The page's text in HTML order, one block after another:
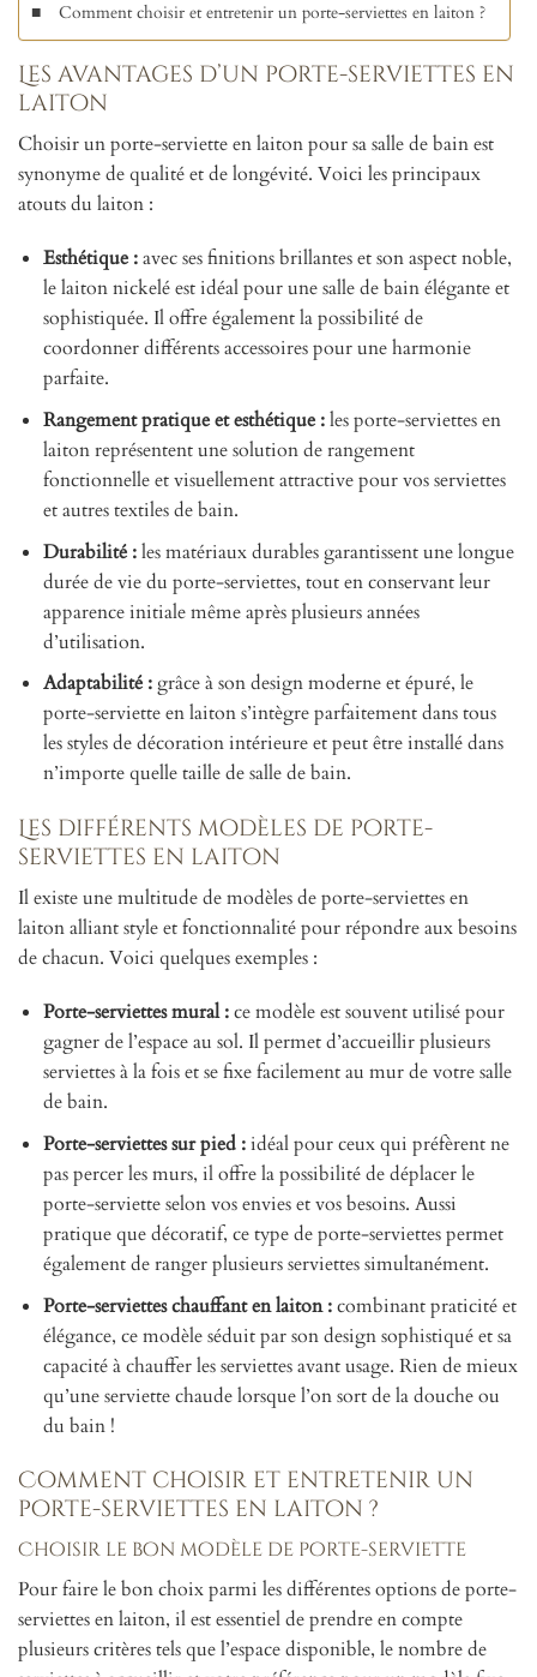
Comment choisir et entretenir un porte-serviettes en laiton ?
Les avantages d’un porte-serviettes en
laiton
Choisir un porte-serviette en laiton pour sa salle de bain est
synonyme de qualité et de longévité. Voici les principaux
atouts du laiton :
Esthétique :avec ses finitions brillantes et son aspect noble,
le laiton nickelé est idéal pour une salle de bain élégante et
sophistiquée. Il offre également la possibilité de
coordonner différents accessoires pour une harmonie
parfaite.
Rangement pratique et esthétique :les porte-serviettes en
laiton représentent une solution de rangement
fonctionnelle et visuellement attractive pour vos serviettes
et autres textiles de bain.
Durabilité :les matériaux durables garantissent une longue
durée de vie du porte-serviettes, tout en conservant leur
apparence initiale même après plusieurs années
d’utilisation.
Adaptabilité :grâce à son design moderne et épuré, le
porte-serviette en laiton s’intègre parfaitement dans tous
les styles de décoration intérieure et peut être installé dans
n’importe quelle taille de salle de bain.
Les différents modèles de porte-
serviettes en laiton
Il existe une multitude de modèles de porte-serviettes en
laiton alliant style et fonctionnalité pour répondre aux besoins
de chacun. Voici quelques exemples :
Porte-serviettes mural :ce modèle est souvent utilisé pour
gagner de l’espace au sol. Il permet d’accueillir plusieurs
serviettes à la fois et se fixe facilement au mur de votre salle
de bain.
Porte-serviettes sur pied :idéal pour ceux qui préfèrent ne
pas percer les murs, il offre la possibilité de déplacer le
porte-serviette selon vos envies et vos besoins. Aussi
pratique que décoratif, ce type de porte-serviettes permet
également de ranger plusieurs serviettes simultanément.
Porte-serviettes chauffant en laiton :combinant praticité et
élégance, ce modèle séduit par son design sophistiqué et sa
capacité à chauffer les serviettes avant usage. Rien de mieux
qu’une serviette chaude lorsque l’on sort de la douche ou
du bain !
Comment choisir et entretenir un
porte-serviettes en laiton ?
Choisir le bon modèle de porte-serviette
Pour faire le bon choix parmi les différentes options de porte-
serviettes en laiton, il est essentiel de prendre en compte
plusieurs critères tels que l’espace disponible, le nombre de